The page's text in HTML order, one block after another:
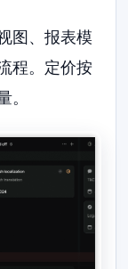
图、报表模
程。定价按
。